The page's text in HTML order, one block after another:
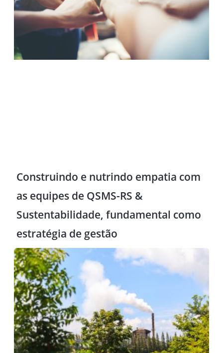
Construindo e nutrindo empatia com
as equipes de QSMS-RS &
Sustentabilidade, fundamental como
estratégia de gestão